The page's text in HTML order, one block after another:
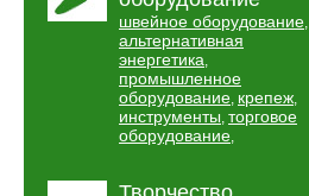
швейное оборудование,
альтернативная
энергетика,
промышленное
оборудование, крепеж,
инструменты, торговое
оборудование,